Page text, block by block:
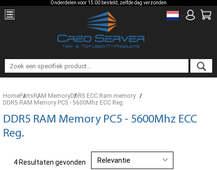
Onderdelen voor 15:00 besteld, zelfde dag verzonden
HomePartsRAM MemoryDDR5 ECC Ram memory
DDR5 RAM Memory PC5 - 5600Mhz ECC Reg.
DDR5 RAM Memory PC5 - 5600Mhz ECC
Reg.
4 Resultaten gevonden